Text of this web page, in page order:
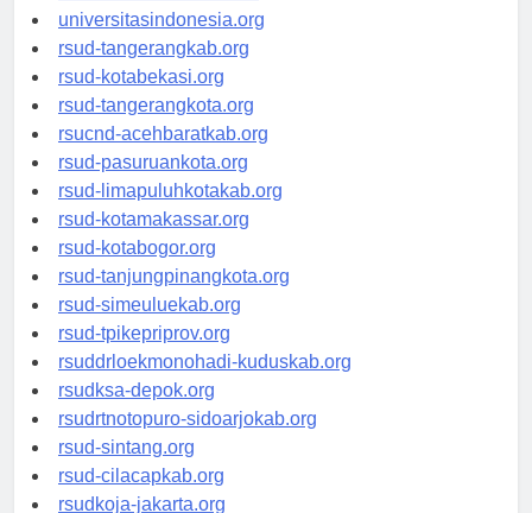
universitassamarinda.id
universitasindonesia.org
rsud-tangerangkab.org
rsud-kotabekasi.org
rsud-tangerangkota.org
rsucnd-acehbaratkab.org
rsud-pasuruankota.org
rsud-limapuluhkotakab.org
rsud-kotamakassar.org
rsud-kotabogor.org
rsud-tanjungpinangkota.org
rsud-simeuluekab.org
rsud-tpikepriprov.org
rsuddrloekmonohadi-kuduskab.org
rsudksa-depok.org
rsudrtnotopuro-sidoarjokab.org
rsud-sintang.org
rsud-cilacapkab.org